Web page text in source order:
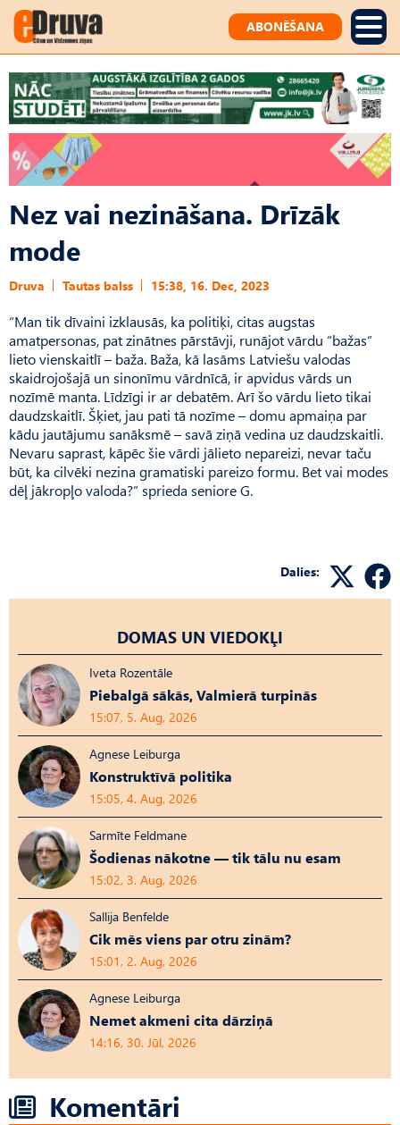
ABONĒŠANA
Nez vai nezināšana. Drīzāk
mode
Druva Tautas balss 15:38, 16. Dec, 2023
“Man tik dīvaini izklausās, ka politiķi, citas augstas
amatpersonas, pat zinātnes pārstāvji, runājot vārdu “bažas”
lieto vienskaitlī – baža. Baža, kā lasāms Latviešu valodas
skaidrojošajā un sinonīmu vārdnīcā, ir apvidus vārds un
nozīmē manta. Līdzīgi ir ar debatēm. Arī šo vārdu lieto tikai
daudzskaitlī. Šķiet, jau pati tā nozīme – domu apmaiņa par
kādu jautājumu sanāksmē – savā ziņā vedina uz daudzskaitli.
Nevaru saprast, kāpēc šie vārdi jālieto nepareizi, nevar taču
būt, ka cilvēki nezina gramatiski pareizo formu. Bet vai modes
dēļ jākropļo valoda?” sprieda seniore G.
Dalies:
DOMAS UN VIEDOKĻI
Iveta Rozentāle
Piebalgā sākās, Valmierā turpinās
15:07, 5. Aug, 2026
Agnese Leiburga
Konstruktīvā politika
15:05, 4. Aug, 2026
Sarmīte Feldmane
Šodienas nākotne — tik tālu nu esam
15:02, 3. Aug, 2026
Sallija Benfelde
Cik mēs viens par otru zinām?
15:01, 2. Aug, 2026
Agnese Leiburga
Nemet akmeni cita dārziņā
14:16, 30. Jūl, 2026
Komentāri